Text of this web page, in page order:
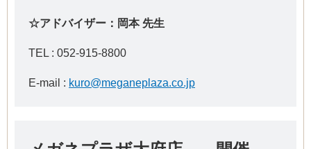
☆アドバイザー：岡本 先生
TEL : 052-915-8800
E-mail : kuro@meganeplaza.co.jp